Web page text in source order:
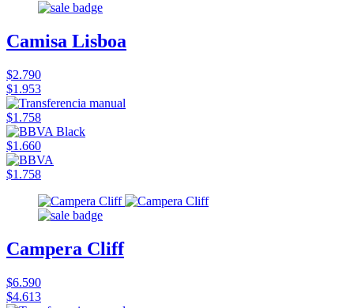
Camisa Lisboa
$2.790
$1.953
$1.758
$1.660
$1.758
Campera Cliff
$6.590
$4.613